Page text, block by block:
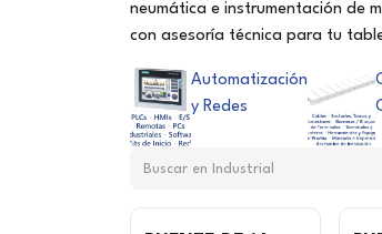
neumática e instrumentación de
con asesoría técnica para tu
Automatización
y Redes